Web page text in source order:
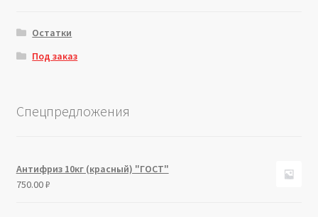
Остатки
Под заказ
Спецпредложения
Антифриз 10кг (красный) "ГОСТ"
750.00₽